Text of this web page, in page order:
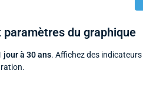
du graphique
jour à 30 ans. Affichez des